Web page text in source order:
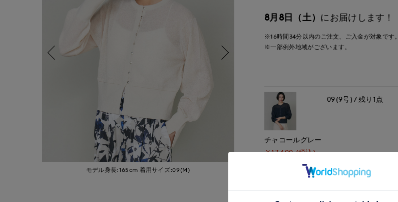
モデル身長:165cm 着用サイズ:09(M) モデル身長:166cm 着用サイズ:09(M)
8月8日（土） にお届けします！
※16時間34分以内のご注文、ご入金が対象です。
※一部例外地域がございます。
チャコールグレー
￥17,600 (税込)
09(9号) 残り1点
09(9号) 在庫なし